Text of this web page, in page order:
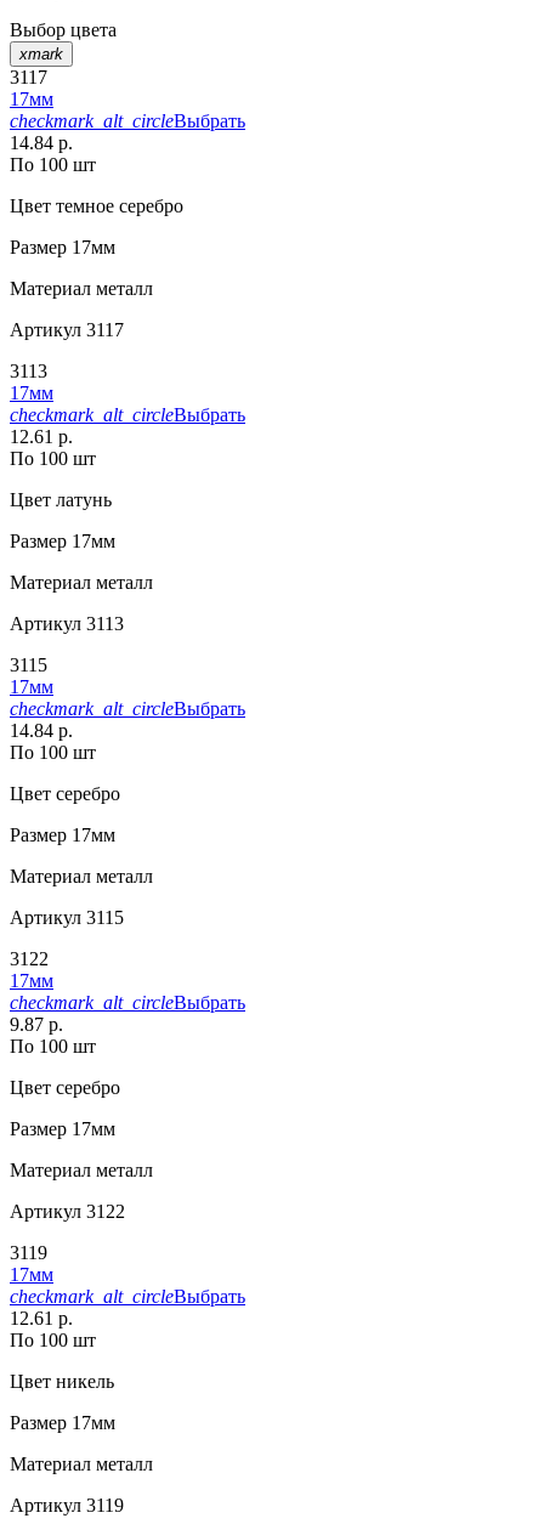
Выбор цвета
xmark
3117
17мм
checkmark_alt_circleВыбрать
14.84 р.
По 100 шт
Цвет темное серебро
Размер 17мм
Материал металл
Артикул 3117
3113
17мм
checkmark_alt_circleВыбрать
12.61 р.
По 100 шт
Цвет латунь
Размер 17мм
Материал металл
Артикул 3113
3115
17мм
checkmark_alt_circleВыбрать
14.84 р.
По 100 шт
Цвет серебро
Размер 17мм
Материал металл
Артикул 3115
3122
17мм
checkmark_alt_circleВыбрать
9.87 р.
По 100 шт
Цвет серебро
Размер 17мм
Материал металл
Артикул 3122
3119
17мм
checkmark_alt_circleВыбрать
12.61 р.
По 100 шт
Цвет никель
Размер 17мм
Материал металл
Артикул 3119